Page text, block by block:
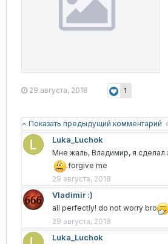
29 августа, 2018 1
Показать предыдущий комментарий
Luka_Luchok
Мне жаль, Владимир, я сделал
.forgive me
29 августа, 2018
Vladimir :)
all perfectly! do not worry bro
29 августа, 2018
Luka_Luchok